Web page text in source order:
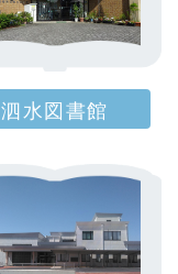
泗水図書館